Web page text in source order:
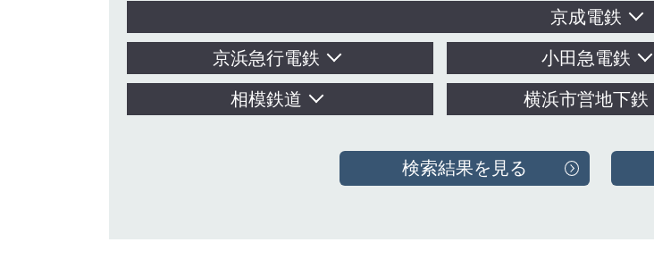
京成電鉄
京浜急行電鉄 小田急電鉄
相模鉄道 横浜市営地下鉄